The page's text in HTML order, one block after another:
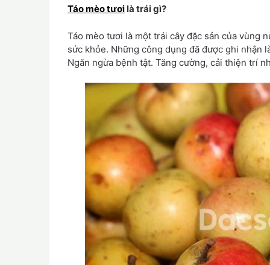
Táo mèo tươi là trái gì?
Táo mèo tươi là một trái cây đặc sản của vùng
sức khỏe. Những công dụng đã được ghi nhận
Ngăn ngừa bệnh tật. Tăng cường, cải thiện trí